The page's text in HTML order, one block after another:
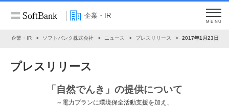
企業・IR
MENU
企業・IR ソフトバンク株式会社 ニュース プレスリリース 2017年1月23日
プレスリリース
「自然でんき」の提供について
～電力プランに環境保全活動支援を加え、